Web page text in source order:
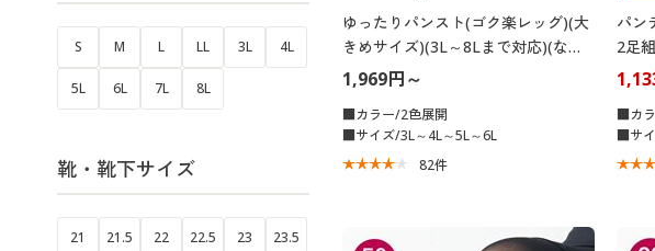
ゆったりパンスト(ゴク楽レッグ)(大
きめサイズ)(3L～8Lまで対応)(なめ
らかマット・しっかりサポート)(日
本製)
1,969円～
■カラー/2色展開
■サイズ/3L～4L～5L～6L
82件
パン
2足
り・
■カ
■サ
S M L LL 3L 4L
5L 6L 7L 8L
靴・靴下サイズ
21 21.5 22 22.5 23 23.5